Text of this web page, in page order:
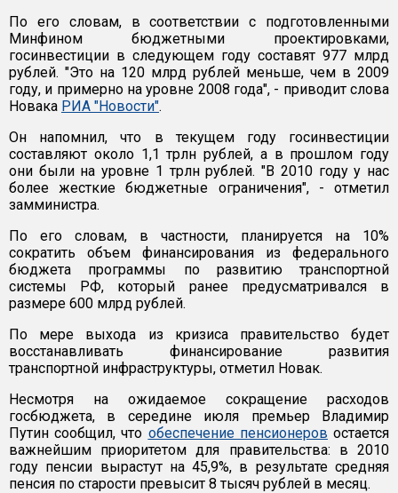
По его словам, в соответствии с подготовленными
Минфином бюджетными проектировками,
госинвестиции в следующем году составят 977 млрд
рублей. "Это на 120 млрд рублей меньше, чем в 2009
году, и примерно на уровне 2008 года", - приводит слова
Новака РИА "Новости".
Он напомнил, что в текущем году госинвестиции
составляют около 1,1 трлн рублей, а в прошлом году
они были на уровне 1 трлн рублей. "В 2010 году у нас
более жесткие бюджетные ограничения", - отметил
замминистра.
По его словам, в частности, планируется на 10%
сократить объем финансирования из федерального
бюджета программы по развитию транспортной
системы РФ, который ранее предусматривался в
размере 600 млрд рублей.
По мере выхода из кризиса правительство будет
восстанавливать финансирование развития
транспортной инфраструктуры, отметил Новак.
Несмотря на ожидаемое сокращение расходов
госбюджета, в середине июля премьер Владимир
Путин сообщил, что обеспечение пенсионеров остается
важнейшим приоритетом для правительства: в 2010
году пенсии вырастут на 45,9%, в результате средняя
пенсия по старости превысит 8 тысяч рублей в месяц.